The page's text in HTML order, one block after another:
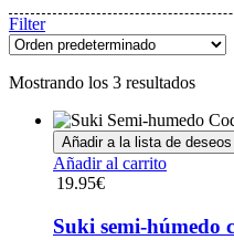
Filter
Mostrando los 3 resultados
Añadir a la lista de deseos
Añadir al carrito
19.95€
Suki semi-húmedo